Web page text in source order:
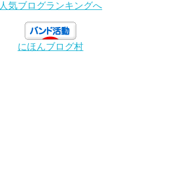
人気ブログランキングへ
にほんブログ村